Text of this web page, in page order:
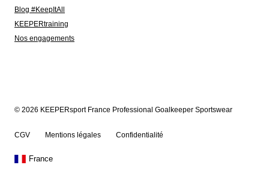
Blog #KeepItAll
KEEPERtraining
Nos engagements
© 2026 KEEPERsport France Professional Goalkeeper Sportswear
CGV Mentions légales Confidentialité
France